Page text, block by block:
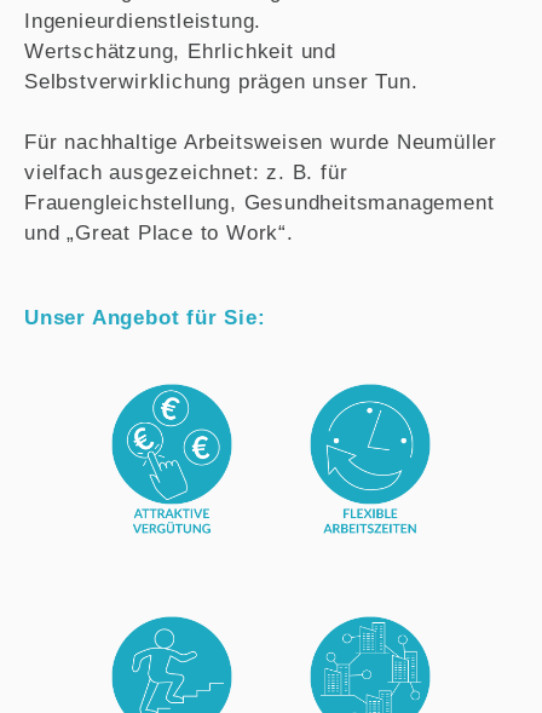
Ingenieurdienstleistung.
Wertschätzung, Ehrlichkeit und
Selbstverwirklichung prägen unser Tun.
Für nachhaltige Arbeitsweisen wurde Neumüller
vielfach ausgezeichnet: z. B. für
Frauengleichstellung, Gesundheitsmanagement
und „Great Place to Work“.
Unser Angebot für Sie: